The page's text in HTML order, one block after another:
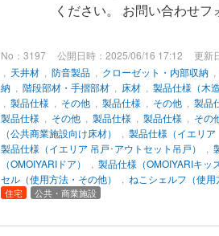
ください。 お問い合わせフ
No：3197 公開日時：2025/06/16 17:12 更新
天井材, 防音製品, クローゼット・内部収納,
納, 階段部材・手摺部材, 床材, 製品仕様（木
製品仕様 その他, 製品仕様, その他, 製品
製品仕様, その他, 製品仕様, 製品仕様, その
（公共商業施設向け床材）
製品仕様（イエリ
製品仕様（イエリア 吊戸･アウトセット吊戸）
（OMOIYARIドア）
製品仕様（OMOIYARIキッ
セル（使用方法・その他）
ねこシェルフ（使用
住宅 公共・商業施設